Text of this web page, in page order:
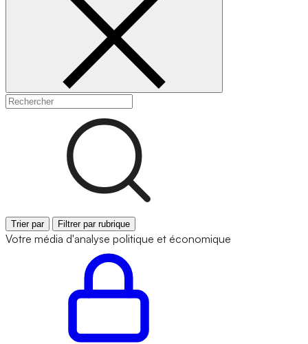
Trier par Filtrer par rubrique
Votre média d'analyse politique et économique